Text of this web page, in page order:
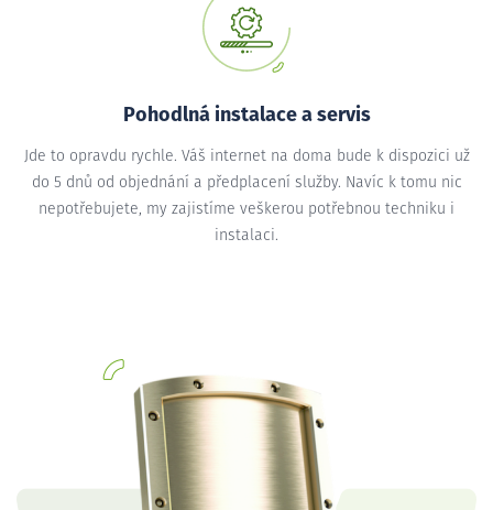
Pohodlná instalace a servis
Jde to opravdu rychle. Váš internet na doma bude k dispozici už
do 5 dnů od objednání a předplacení služby. Navíc k tomu nic
nepotřebujete, my zajistíme veškerou potřebnou techniku i
instalaci.